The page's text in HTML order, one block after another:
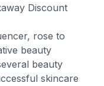
Discount
rose to
beauty
beauty
skincare